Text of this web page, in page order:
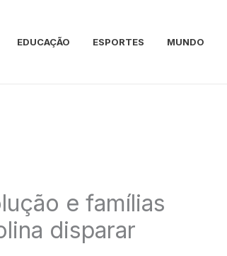
EDUCAÇÃO ESPORTES MUNDO
e famílias
disparar